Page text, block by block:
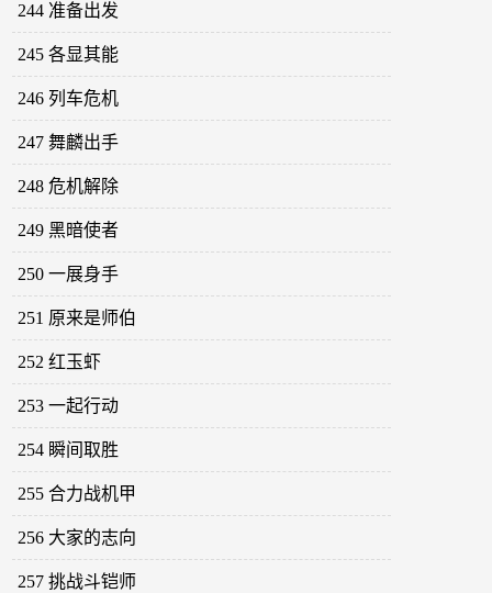
244 准备出发
245 各显其能
246 列车危机
247 舞麟出手
248 危机解除
249 黑暗使者
250 一展身手
251 原来是师伯
252 红玉虾
253 一起行动
254 瞬间取胜
255 合力战机甲
256 大家的志向
257 挑战斗铠师